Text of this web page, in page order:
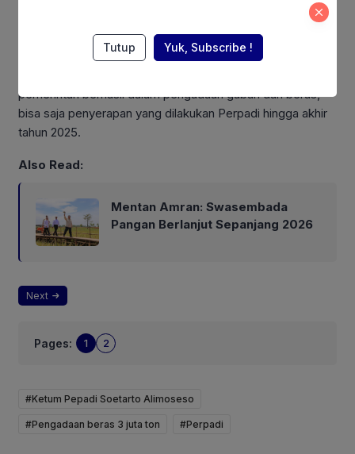
Menurutnya, pengadaan gabah dan beras yang oleh
Perpadi bukan terbatas rentang waktu hingga April 2025,
pemerintah berhasil dalam pengadaan gabah dan beras,
bisa saja penyerapan yang dilakukan Perpadi hingga akhir
tahun 2025.
Also Read:
Mentan Amran: Swasembada
Pangan Berlanjut Sepanjang 2026
Next
Pages: 1 2
#Ketum Pepadi Soetarto Alimoseso
#Pengadaan beras 3 juta ton #Perpadi
Tutup Yuk, Subscribe !